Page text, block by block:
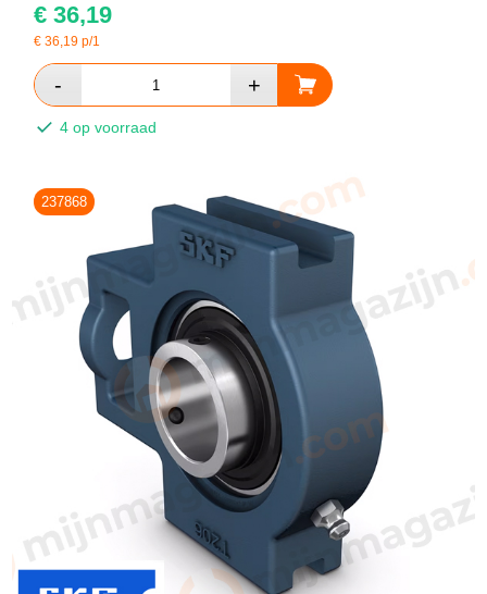
€ 36,19
€36,19 p/1
4 op voorraad
237868